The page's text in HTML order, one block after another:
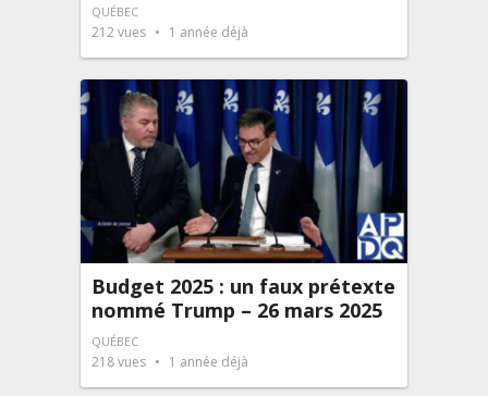
QUÉBEC
212vues 1 année déjà
Budget 2025 : un faux prétexte
nommé Trump – 26 mars 2025
QUÉBEC
218vues 1 année déjà